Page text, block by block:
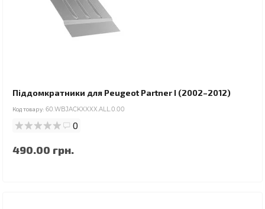
Піддомкратники для Peugeot Partner I (2002–2012)
Код товару: 60.WBJACKXXXX.ALL.0.00
0
490.00 грн.